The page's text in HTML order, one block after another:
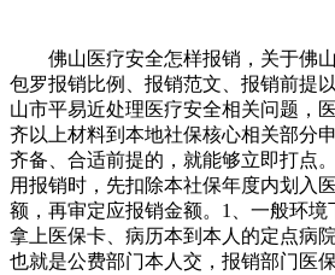
佛山医疗安全怎样报销，关于佛山
包罗报销比例、报销范文、报销前提
山市平易近处理医疗安全相关问题，
齐以上材料到本地社保核心相关部分
齐备、合适前提的，就能够立即打点
用报销时，先扣除本社保年度内划入
额，再审定应报销金额。1、一般环境
拿上医保卡、病历本到本人的定点病
也就是公费部门本人交，报销部门医